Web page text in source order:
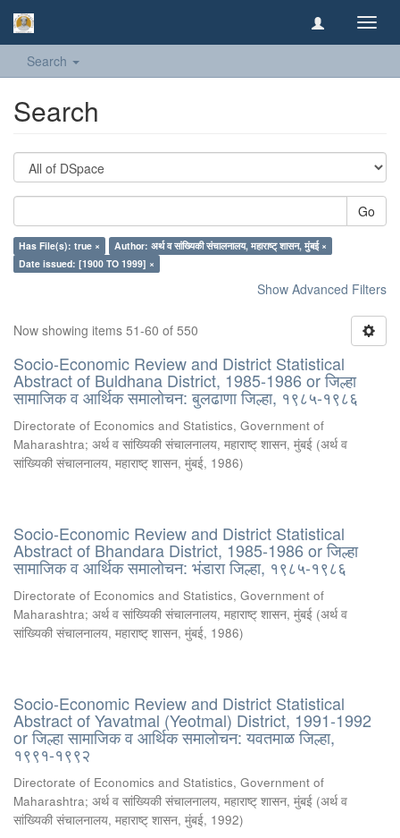
Search
Search
Go
Has File(s): true ×
Author: अर्थ व सांख्यिकी संचालनालय, महाराष्ट् शासन, मुंबई ×
Date issued: [1900 TO 1999] ×
Show Advanced Filters
Now showing items 51-60 of 550
Socio-Economic Review and District Statistical
Abstract of Buldhana District, 1985-1986 or जिल्हा
सामाजिक व आर्थिक समालोचन: बुलढाणा जिल्हा, १९८५-१९८६
Directorate of Economics and Statistics, Government of
Maharashtra; अर्थ व सांख्यिकी संचालनालय, महाराष्ट् शासन, मुंबई (अर्थ व
सांख्यिकी संचालनालय, महाराष्ट् शासन, मुंबई, 1986)
Socio-Economic Review and District Statistical
Abstract of Bhandara District, 1985-1986 or जिल्हा
सामाजिक व आर्थिक समालोचन: भंडारा जिल्हा, १९८५-१९८६
Directorate of Economics and Statistics, Government of
Maharashtra; अर्थ व सांख्यिकी संचालनालय, महाराष्ट् शासन, मुंबई (अर्थ व
सांख्यिकी संचालनालय, महाराष्ट् शासन, मुंबई, 1986)
Socio-Economic Review and District Statistical
Abstract of Yavatmal (Yeotmal) District, 1991-1992
or जिल्हा सामाजिक व आर्थिक समालोचन: यवतमाळ जिल्हा,
१९९१-१९९२
Directorate of Economics and Statistics, Government of
Maharashtra; अर्थ व सांख्यिकी संचालनालय, महाराष्ट् शासन, मुंबई (अर्थ व
सांख्यिकी संचालनालय, महाराष्ट् शासन, मुंबई, 1992)